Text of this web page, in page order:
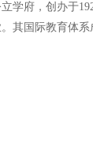
学府，创办于
其国际教育体